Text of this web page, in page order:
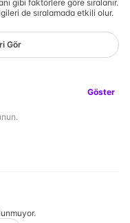
gibi faktörlere göre sıralanır.
de sıralamada etkili olur.
Gör
Göster